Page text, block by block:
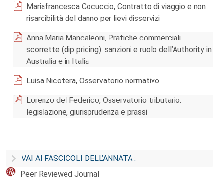
Mariafrancesca Cocuccio, Contratto di viaggio e non
risarcibilità del danno per lievi disservizi
Anna Maria Mancaleoni, Pratiche commerciali
scorrette (dip pricing): sanzioni e ruolo dell’Authority in
Australia e in Italia
Luisa Nicotera, Osservatorio normativo
Lorenzo del Federico, Osservatorio tributario:
legislazione, giurisprudenza e prassi
VAI AI FASCICOLI DELL’ANNATA :
Peer Reviewed Journal